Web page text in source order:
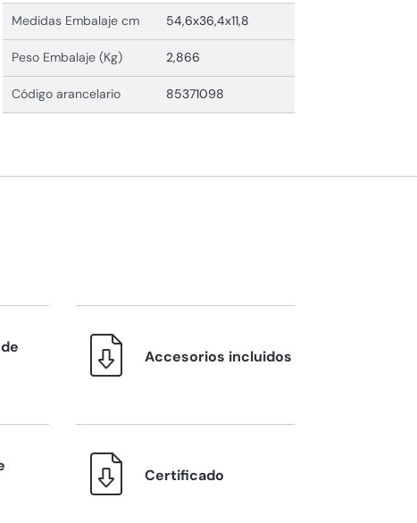
Medidas Embalaje cm 54,6x36,4x11,8
Peso Embalaje (Kg) 2,866
Código arancelario 85371098
Accesorios incluidos
Certificado